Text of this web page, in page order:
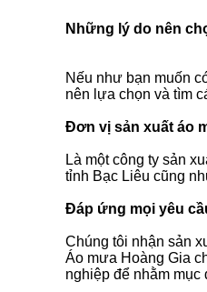
Những lý do nên
Nếu như bạn muốn
nên lựa chọn và tìm
Đơn vị sản xuất áo
Là một công ty sản
tỉnh Bạc Liêu cũng
Đáp ứng mọi yêu
Chúng tôi nhận sản
Áo mưa Hoàng Gia
nghiệp để nhằm